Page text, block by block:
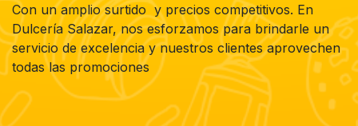
Con un amplio surtido y precios competitivos. En
Dulcería Salazar, nos esforzamos para brindarle un
servicio de excelencia y nuestros clientes aprovechen
todas las promociones